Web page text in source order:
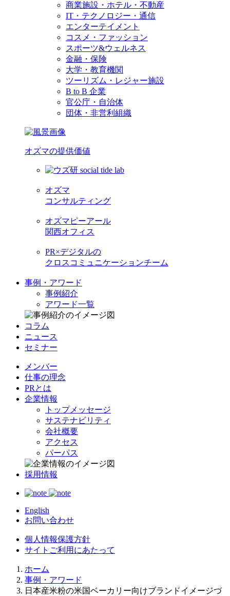
商業施設・ホテル・不動産
IT・テクノロジー・通信
エンターテイメント
コスメ・ファッション
スポーツ&ウェルネス
金融・保険
大学・教育機関
ツーリズム・レジャー施設
B to B 企業
官公庁・自治体
団体・非営利組織
オズマの提供価値
オズマ
コンサルティング
オズマピーアール
関西オフィス
PR×デジタルの
クロスコミュニケーションチーム
事例・アワード
事例紹介
アワード一覧
コラム
ニュース
セミナー
メンバー
仕事の理念
PRとは
企業情報
トップメッセージ
サステナビリティ
会社概要
アクセス
パーパス
採用情報
English
お問い合わせ
個人情報保護方針
サイトご利用にあたって
ホーム
事例・アワード
日本産米粉の米国ベーカリー向けブランドイメージづ